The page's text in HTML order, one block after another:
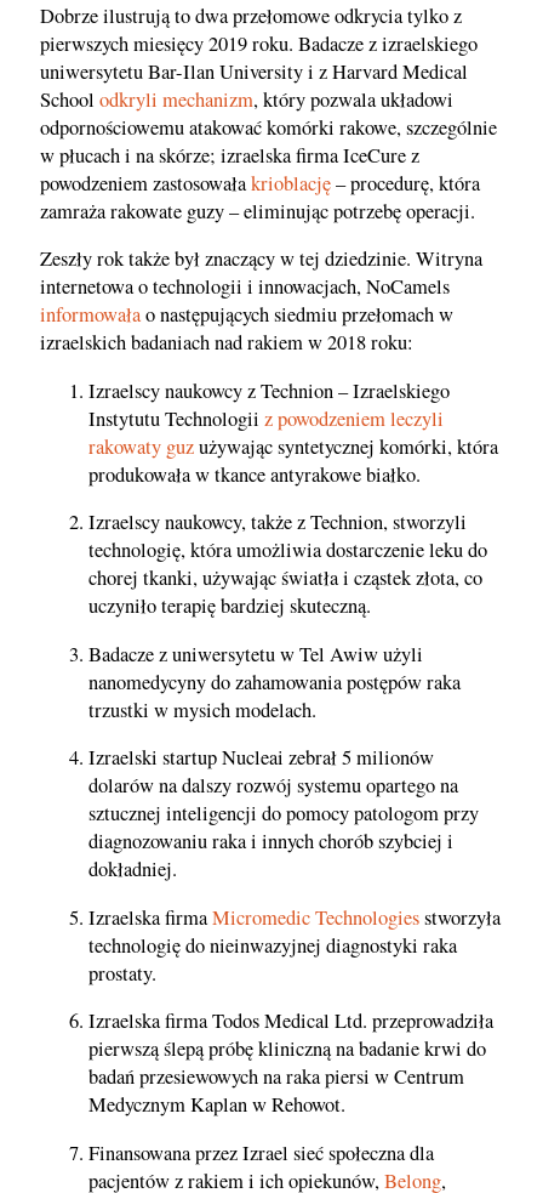
Dobrze ilustrują to dwa przełomowe odkrycia tylko z
pierwszych miesięcy 2019 roku. Badacze z izraelskiego
uniwersytetu Bar-Ilan University i z Harvard Medical
School odkryli mechanizm, który pozwala układowi
odpornościowemu atakować komórki rakowe, szczególnie
w płucach i na skórze; izraelska firma IceCure z
powodzeniem zastosowałakrioblację– procedurę, która
zamraża rakowate guzy – eliminując potrzebę operacji.
Zeszły rok także był znaczący w tej dziedzinie. Witryna
internetowa o technologii i innowacjach, NoCamels
informowałao następujących siedmiu przełomach w
izraelskich badaniach nad rakiem w 2018 roku:
Izraelscy naukowcy z Technion – Izraelskiego
Instytutu Technologii z powodzeniem leczyli
rakowaty guzużywając syntetycznej komórki, która
produkowała w tkance antyrakowe białko.
Izraelscy naukowcy, także z Technion, stworzyli
technologię, która umożliwia dostarczenie leku do
chorej tkanki, używając światła i cząstek złota, co
uczyniło terapię bardziej skuteczną.
Badacze z uniwersytetu w Tel Awiw użyli
nanomedycyny do zahamowania postępów raka
trzustki w mysich modelach.
Izraelski startup Nucleai zebrał 5 milionów
dolarów na dalszy rozwój systemu opartego na
sztucznej inteligencji do pomocy patologom przy
diagnozowaniu raka i innych chorób szybciej i
dokładniej.
Izraelska firmaMicromedic Technologiesstworzyła
technologię do nieinwazyjnej diagnostyki raka
prostaty.
Izraelska firma Todos Medical Ltd. przeprowadziła
pierwszą ślepą próbę kliniczną na badanie krwi do
badań przesiewowych na raka piersi w Centrum
Medycznym Kaplan w Rehowot.
Finansowana przez Izrael sieć społeczna dla
pacjentów z rakiem i ich opiekunów,Belong,